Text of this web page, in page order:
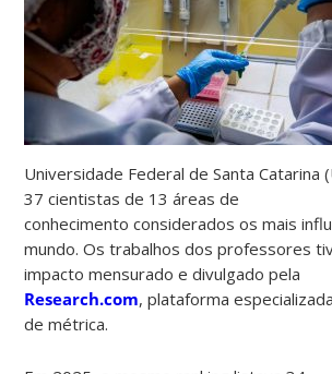
Universidade Federal de Santa Catarina
37 cientistas de 13 áreas de
conhecimento considerados os mais
mundo. Os trabalhos dos professores
impacto mensurado e divulgado pela
Research.com, plataforma
de métrica.